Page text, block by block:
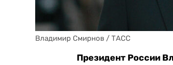
Владимир Смирнов / ТАСС
Президент России